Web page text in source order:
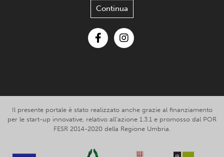
Continua
Il presente portale è stato realizzato anche grazie al finanziamento
per le start-up innovative, relativo all’azione 1.3.1 e promosso dal POR
FESR 2014-2020 della Regione Umbria.